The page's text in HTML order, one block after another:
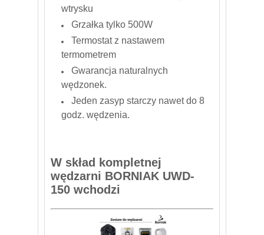
wtrysku
Grzałka tylko 500W
Termostat z nastawem
termometrem
Gwarancja naturalnych
wędzonek.
Jeden zasyp starczy nawet do 8
godz. wędzenia.
W skład kompletnej
wędzarni BORNIAK UWD-
150 wchodzi